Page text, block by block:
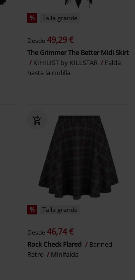
% Talla grande
Desde 49,29 €
The Grimmer The Better Midi Skirt
KIHILIST by KILLSTAR
Falda
hasta la rodilla
% Talla grande
Desde 46,74 €
Rock Check Flared
Banned
Retro
Minifalda